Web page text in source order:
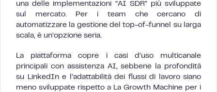
una delle implementazioni “AI SDR” più sviluppate
sul mercato. Per i team che cercano di
automatizzare la gestione del top-of-funnel su larga
scala, è un’opzione seria.
La piattaforma copre i casi d’uso multicanale
principali con assistenza AI, sebbene la profondità
su LinkedIn e l’adattabilità dei flussi di lavoro siano
meno sviluppate rispetto a La Growth Machine per i